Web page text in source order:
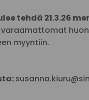
tehdä 21.3.26
varaamattomat
myyntiin.